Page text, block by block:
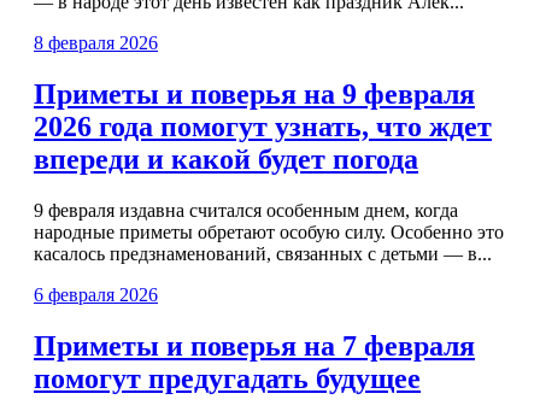
8 февраля 2026
Приметы и поверья на 9 февраля
2026 года помогут узнать, что ждет
впереди и какой будет погода
9 февраля издавна считался особенным днем, когда
народные приметы обретают особую силу. Особенно это
касалось предзнаменований, связанных с детьми — в...
6 февраля 2026
Приметы и поверья на 7 февраля
помогут предугадать будущее